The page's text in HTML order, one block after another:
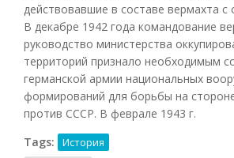
действовавшие в составе вермахта с
В декабре 1942 года командование
руководство министерства
территорий признало необходимым
германской армии национальных
формирований для борьбы на
против СССР. В феврале 1943 г.
Tags:
История